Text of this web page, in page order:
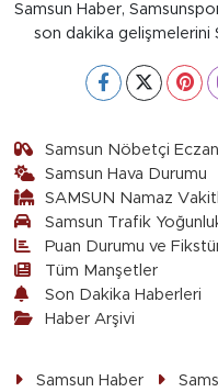
Samsun Haber,
son dakika gelişmelerini
Samsun Nöbetçi
Samsun Hava Durumu
SAMSUN Namaz
Samsun Trafik
Puan Durumu ve
Tüm Manşetler
Son Dakika Haberleri
Haber Arşivi
Samsun Haber